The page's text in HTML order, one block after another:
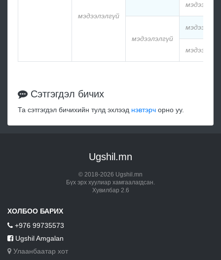
мэдээлэлгүй
мэдээлэлгүй
Сэтгэгдэл бичих
Та сэтгэгдэл бичихийн тулд эхлээд нэвтэрч орно уу.
Ugshil.mn
© 2018-2026 Ugshil.mn
Бүх эрх хуулиар хамгаалагдсан.
Хувилбар 2.6
ХОЛБОО БАРИХ
+976 99735573
Ugshil Amgalan
Улаанбаатар хот